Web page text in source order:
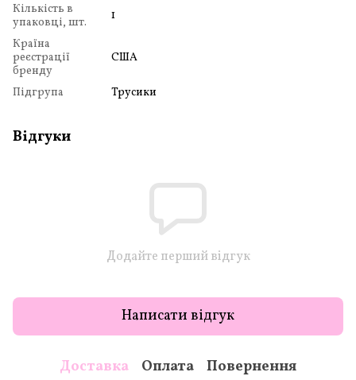
Кількість в
упаковці, шт.
1
Країна
реєстрації
бренду
США
Підгрупа Трусики
Відгуки
Додайте перший відгук
Написати відгук
Доставка Оплата Повернення